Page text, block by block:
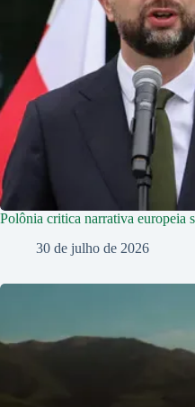
Polônia critica narrativa europeia
30 de julho de 2026